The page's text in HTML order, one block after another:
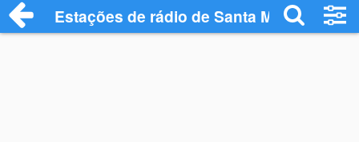
Estações de rádio de Santa Maria do